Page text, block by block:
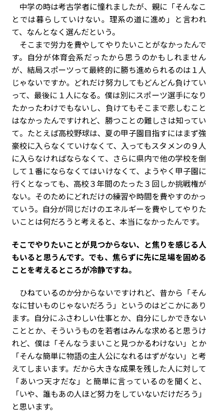
中学の時は考古学者に憧れましたが、親に「そんなこ
とでは暮らしていけない。理系の道に進め」と言われ
て、なんとなく選んだという。
そこまで労力を費やしてやりたいことがなかったんで
す。自分が体育会系だったから思うのかもしれません
が、結局スポーツって最終的に勝ち進められるのは１人
じゃないですか。どれだけ努力してもどんどん負けてい
って、最後に１人になる。僕は別にスポーツ選手になり
たかったわけでもないし、負けてもそこまで悲しむこと
はなかったんですけれど、勝つことの難しさは知ってい
て。たとえば高校野球は、夏の甲子園目指すにはまず強
豪校に入らなくていけなくて、入ってもスタメンの９人
に入らなければならなくて、さらに県内で他の学校を倒
して１番にならなくてはいけなくて、ようやく甲子園に
行くとなっても、高校３年間のたった３回しか挑戦権が
ない。そのためにどれだけの練習や時間を費やすのかっ
ていう。自分が同じだけのエネルギーを費やしてやりた
いことは何だろうと考えると、本当になかったんです。
――そこでやりたいことが見つからない、と焦りを感じる人
もいると思うんです。でも、焦らずに先に足場を固める
ことを考えるところが冷静ですね。
ひねているのか分からないですけれど、昔から「そん
なに甘いものじゃないだろう」というのはどこかにあり
ます。自分にふさわしい仕事とか、自分にしかできない
こととか、そういうものを若者はみんな求めると思うけ
れど、僕は「そんなうまいこと見つかるわけない」とか
「そんな簡単に物語の主人公になれるはずがない」と考
えてしまいます。だから大きな成果を残した人に対して
「あいつ天才だな」と簡単に言っているのを聞くと、
「いや、誰もあの人ほど努力をしていないだけだろう」
と思います。